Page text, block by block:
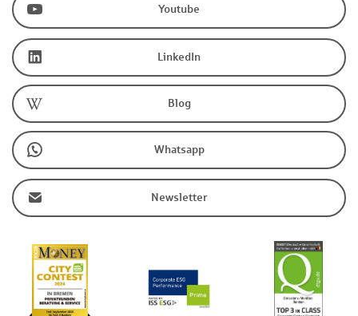
Youtube
LinkedIn
Blog
Whatsapp
Newsletter